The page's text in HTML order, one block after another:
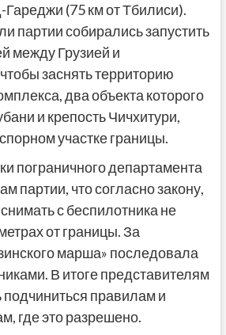
(75 км от Тбилиси).
партии собирались запустить
между Грузией и
заснять территорию
два объекта которого
и крепость Чичхитури,
участке границы.
пограничного департамента
партии, что согласно закону,
с беспилотника не
от границы. За
марша» последовала
В итоге представителям
правилам и
где это разрешено.